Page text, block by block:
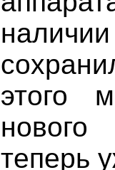
этого
теперь